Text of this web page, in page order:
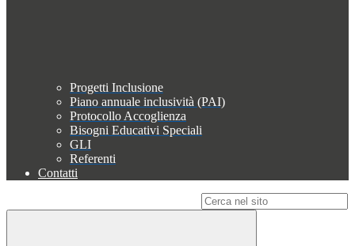
Progetti Inclusione
Piano annuale inclusività (PAI)
Protocollo Accoglienza
Bisogni Educativi Speciali
GLI
Referenti
Contatti